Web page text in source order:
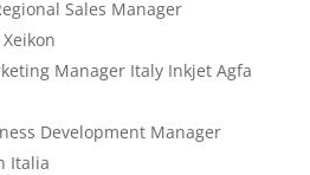
Sales Manager
Manager Italy Inkjet Agfa
Development Manager
Italia